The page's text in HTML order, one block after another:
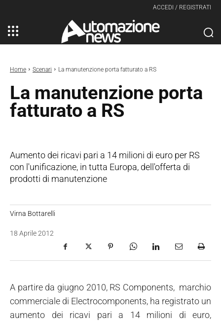
ACCEDI / REGISTRATI
Home Scenari La manutenzione porta fatturato a RS
La manutenzione porta
fatturato a RS
Aumento dei ricavi pari a 14 milioni di euro per RS
con l'unificazione, in tutta Europa, dell'offerta di
prodotti di manutenzione
Virna Bottarelli
18 Aprile 2012
A partire da giugno 2010, RS Components, marchio
commerciale di Electrocomponents, ha registrato un
aumento dei ricavi pari a 14 milioni di euro,